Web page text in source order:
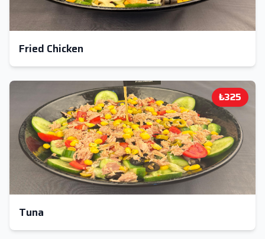
Fried Chicken
₺325
Tuna